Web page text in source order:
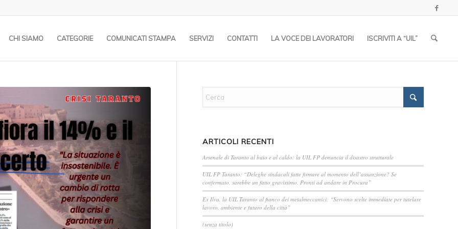
CHI SIAMO CATEGORIE COMUNICATI STAMPA SERVIZI CONTATTI LA VOCE DEI LAVORATORI ISCRIVITI A “UIL”
ARTICOLI RECENTI
Arsenale di Taranto al buio e al caldo: la UIL FP denuncia il disastro strutturale
UIL FP Taranto: “Deleghe sindacali fatte firmare al momento dell’assunzione? Se
confermato, sarebbe un fatto gravissimo. Pronti ad andare in Procura”
Ex Ilva, la UIL Taranto al fianco dei metalmeccanici: “Servono scelte immediate per tutelare
lavoro, ambiente e futuro della città”
(senza titolo)